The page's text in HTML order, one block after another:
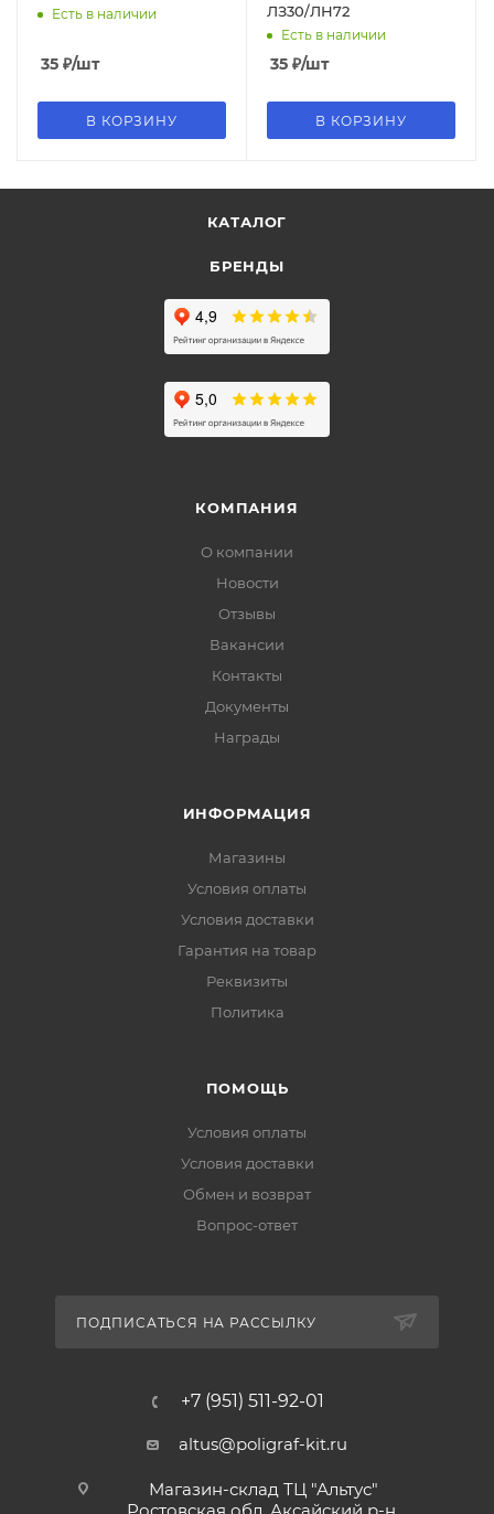
Есть в наличии
35 ₽/шт
В КОРЗИНУ
ЛЗ30/ЛН72
Есть в наличии
35 ₽/шт
В КОРЗИНУ
КАТАЛОГ
БРЕНДЫ
КОМПАНИЯ
О компании
Новости
Отзывы
Вакансии
Контакты
Документы
Награды
ИНФОРМАЦИЯ
Магазины
Условия оплаты
Условия доставки
Гарантия на товар
Реквизиты
Политика
ПОМОЩЬ
Условия оплаты
Условия доставки
Обмен и возврат
Вопрос-ответ
ПОДПИСАТЬСЯ НА РАССЫЛКУ
+7 (951) 511-92-01
altus@poligraf-kit.ru
Магазин-склад ТЦ "Альтус"